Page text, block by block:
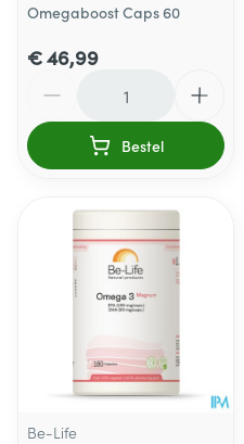
Omegaboost Caps 60
€ 46,99
Bestel
Be-Life